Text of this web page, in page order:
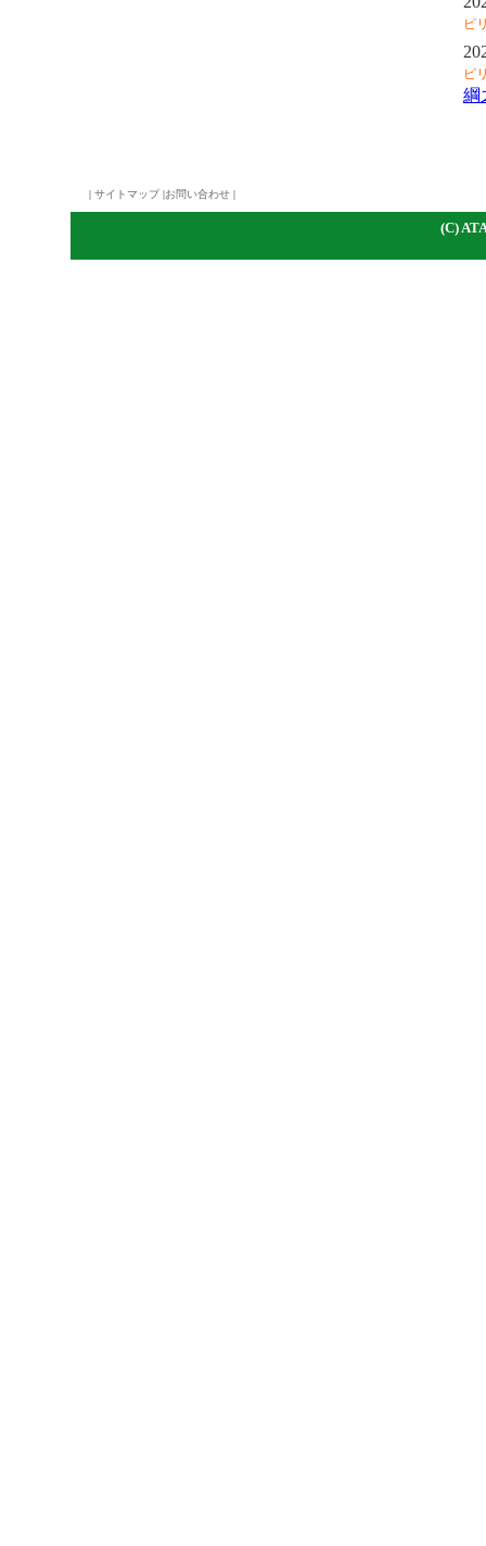
ピ
ピ
綱
| サイトマップ|お問い合わせ |
(C)A